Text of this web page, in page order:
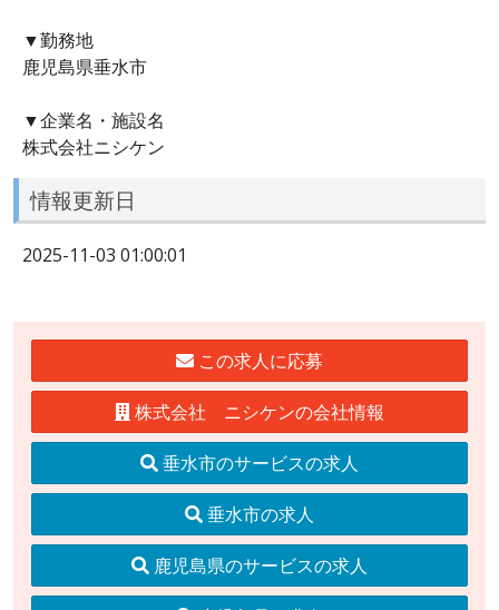
▼勤務地
鹿児島県垂水市
▼企業名・施設名
株式会社ニシケン
情報更新日
2025-11-03 01:00:01
この求人に応募
株式会社 ニシケンの会社情報
垂水市のサービスの求人
垂水市の求人
鹿児島県のサービスの求人